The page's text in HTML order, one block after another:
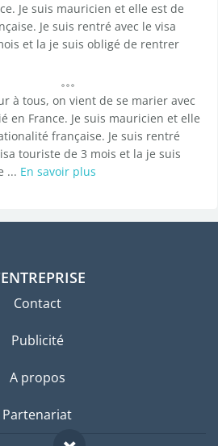
Je suis mauricien et elle est de
Je suis rentré avec le visa
et la je suis obligé de rentrer
à tous, on vient de se marier avec
en France. Je suis mauricien et elle
française. Je suis rentré
touriste de 3 mois et la je suis
... En savoir plus
Contact
Publicité
A propos
Partenariat